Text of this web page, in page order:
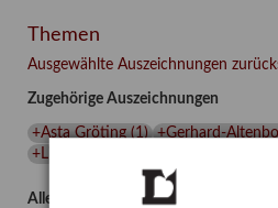
(2021)
Themen
Ausgewählte Auszeichnungen
Zugehörige Auszeichnungen
+Asta Gröting(1) +Gerhard-
+Lindenau-Museum
Alle Auszeichnungen (106)